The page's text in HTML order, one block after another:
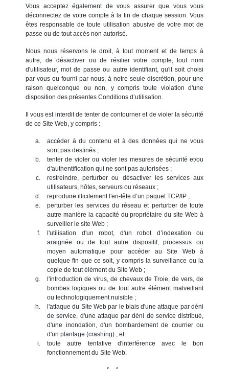
Vous acceptez également de vous assurer que vous vous
déconnectez de votre compte à la fin de chaque session. Vous
êtes responsable de toute utilisation abusive de votre mot de
passe ou de tout accès non autorisé.
Nous nous réservons le droit, à tout moment et de temps à
autre, de désactiver ou de résilier votre compte, tout nom
d'utilisateur, mot de passe ou autre identifiant, qu'il soit choisi
par vous ou fourni par nous, à notre seule discrétion, pour une
raison quelconque ou non, y compris toute violation d'une
disposition des présentes Conditions d’utilisation.
Il vous est interdit de tenter de contourner et de violer la sécurité
de ce Site Web, y compris :
accéder à du contenu et à des données qui ne vous
sont pas destinés ;
tenter de violer ou violer les mesures de sécurité et/ou
d'authentification qui ne sont pas autorisées ;
restreindre, perturber ou désactiver les services aux
utilisateurs, hôtes, serveurs ou réseaux ;
reproduire illicitement l'en-tête d’un paquet TCP/IP ;
perturber les services du réseau et perturber de toute
autre manière la capacité du propriétaire du site Web à
surveiller le site Web ;
l'utilisation d'un robot, d'un robot d’indexation ou
araignée ou de tout autre dispositif, processus ou
moyen automatique pour accéder au Site Web à
quelque fin que ce soit, y compris la surveillance ou la
copie de tout élément du Site Web ;
l'introduction de virus, de chevaux de Troie, de vers, de
bombes logiques ou de tout autre élément malveillant
ou technologiquement nuisible ;
l'attaque du Site Web par le biais d'une attaque par déni
de service, d'une attaque par déni de service distribué,
d'une inondation, d'un bombardement de courrier ou
d'un plantage (crashing) ; et
toute autre tentative d'interférence avec le bon
fonctionnement du Site Web.